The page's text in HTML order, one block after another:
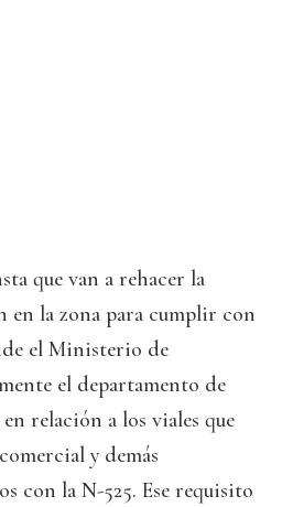
que van a rehacer la
en la zona para cumplir con
el Ministerio de
el departamento de
relación a los viales que
y demás
con la N-525. Ese requisito